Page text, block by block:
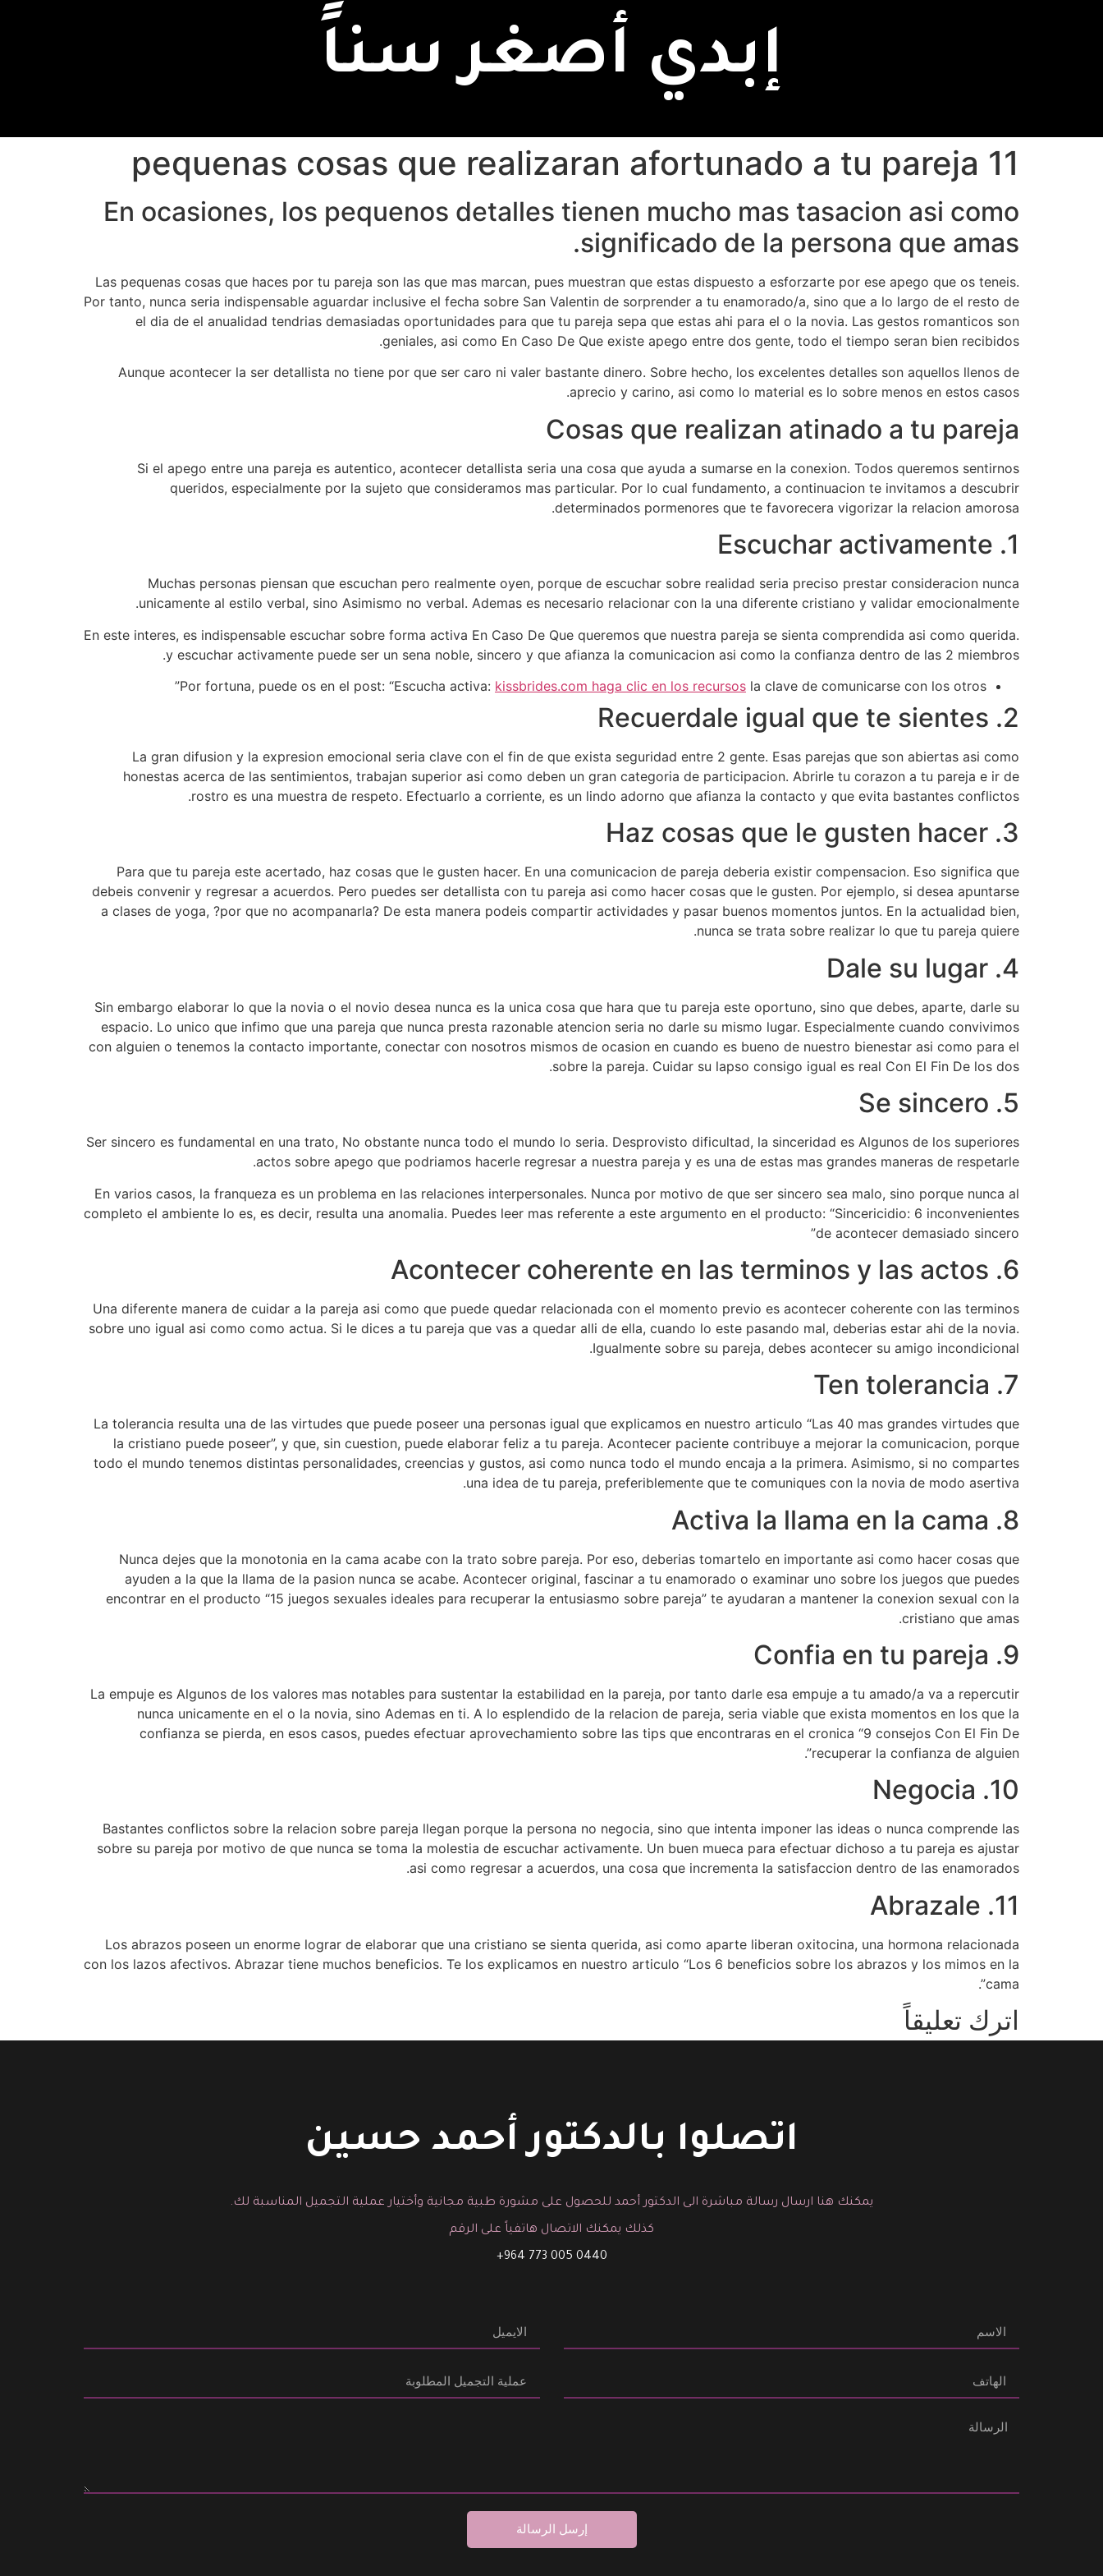
إبدي أصغر سناً
11 pequenas cosas que realizaran afortunado a tu pareja
En ocasiones, los pequenos detalles tienen mucho mas tasacion asi­ como
significado de la persona que amas.
Las pequenas cosas que haces por tu pareja son las que mas marcan, pues muestran que estas dispuesto a esforzarte por ese apego que os teneis.
Por tanto, nunca seri­a indispensable aguardar inclusive el fecha sobre San Valentin de sorprender a tu enamorado/a, sino que a lo largo de el resto de
el dia de el anualidad tendri­as demasiadas oportunidades para que tu pareja sepa que estas ahi para el o la novia. Las gestos romanticos son
geniales, asi­ como En Caso De Que existe apego entre dos gente, todo el tiempo seran bien recibidos.
Aunque acontecer la ser detallista no tiene por que ser caro ni valer bastante dinero. Sobre hecho, los excelentes detalles son aquellos llenos de
aprecio y carino, asi­ como lo material es lo sobre menos en estos casos.
Cosas que realizan atinado a tu pareja
Si el apego entre una pareja es autentico, acontecer detallista seri­a una cosa que ayuda a sumarse en la conexion. Todos queremos sentirnos
queridos, especialmente por la sujeto que consideramos mas particular. Por lo cual fundamento, a continuacion te invitamos a descubrir
determinados pormenores que te favorecera vigorizar la relacion amorosa.
1. Escuchar activamente
Muchas personas piensan que escuchan pero realmente oyen, porque de escuchar sobre realidad seri­a preciso prestar consideracion nunca
unicamente al estilo verbal, sino Asimismo no verbal. Ademas es necesario relacionar con la una diferente cristiano y validar emocionalmente.
En este interes, es indispensable escuchar sobre forma activa En Caso De Que queremos que nuestra pareja se sienta comprendida asi­ como querida.
y escuchar activamente puede ser un sena noble, sincero y que afianza la comunicacion asi­ como la confianza dentro de las 2 miembros.
Por fortuna, puede os en el post: “Escucha activa: kissbrides.com haga clic en los recursos la clave de comunicarse con los otros”
2. Recuerdale igual que te sientes
La gran difusion y la expresion emocional seri­a clave con el fin de que exista seguridad entre 2 gente. Esas parejas que son abiertas asi­ como
honestas acerca de las sentimientos, trabajan superior asi­ como deben un gran categoria de participacion. Abrirle tu corazon a tu pareja e ir de
rostro es una muestra de respeto. Efectuarlo a corriente, es un lindo adorno que afianza la contacto y que evita bastantes conflictos.
3. Haz cosas que le gusten hacer
Para que tu pareja este acertado, haz cosas que le gusten hacer. En una comunicacion de pareja deberia existir compensacion. Eso significa que
debeis convenir y regresar a acuerdos. Pero puedes ser detallista con tu pareja asi­ como hacer cosas que le gusten. Por ejemplo, si desea apuntarse
a clases de yoga, ?por que no acompanarla? De esta manera podeis compartir actividades y pasar buenos momentos juntos. En la actualidad bien,
nunca se trata sobre realizar lo que tu pareja quiere.
4. Dale su lugar
Sin embargo elaborar lo que la novia o el novio desea nunca es la unica cosa que hara que tu pareja este oportuno, sino que debes, aparte, darle su
espacio. Lo unico que infimo que una pareja que nunca presta razonable atencion seri­a no darle su mismo lugar. Especialmente cuando convivimos
con alguien o tenemos la contacto importante, conectar con nosotros mismos de ocasion en cuando es bueno de nuestro bienestar asi­ como para el
sobre la pareja. Cuidar su lapso consigo igual es real Con El Fin De los dos.
5. Se sincero
Ser sincero es fundamental en una trato, No obstante nunca todo el mundo lo seri­a. Desprovisto dificultad, la sinceridad es Algunos de los superiores
actos sobre apego que podri­amos hacerle regresar a nuestra pareja y es una de estas mas grandes maneras de respetarle.
En varios casos, la franqueza es un problema en las relaciones interpersonales. Nunca por motivo de que ser sincero sea malo, sino porque nunca al
completo el ambiente lo es, es decir, resulta una anomalia. Puedes leer mas referente a este argumento en el producto: “Sincericidio: 6 inconvenientes
de acontecer demasiado sincero”
6. Acontecer coherente en las terminos y las actos
Una diferente manera de cuidar a la pareja asi­ como que puede quedar relacionada con el momento previo es acontecer coherente con las terminos
sobre uno igual asi­ como como actua. Si le dices a tu pareja que vas a quedar alli de ella, cuando lo este pasando mal, deberias estar ahi de la novia.
Igualmente sobre su pareja, debes acontecer su amigo incondicional.
7. Ten tolerancia
La tolerancia resulta una de las virtudes que puede poseer una personas igual que explicamos en nuestro articulo “Las 40 mas grandes virtudes que
la cristiano puede poseer”, y que, sin cuestion, puede elaborar feliz a tu pareja. Acontecer paciente contribuye a mejorar la comunicacion, porque
todo el mundo tenemos distintas personalidades, creencias y gustos, asi­ como nunca todo el mundo encaja a la primera. Asimismo, si no compartes
una idea de tu pareja, preferiblemente que te comuniques con la novia de modo asertiva.
8. Activa la llama en la cama
Nunca dejes que la monotonia en la cama acabe con la trato sobre pareja. Por eso, deberias tomartelo en importante asi­ como hacer cosas que
ayuden a la que la llama de la pasion nunca se acabe. Acontecer original, fascinar a tu enamorado o examinar uno sobre los juegos que puedes
encontrar en el producto “15 juegos sexuales ideales para recuperar la entusiasmo sobre pareja” te ayudaran a mantener la conexion sexual con la
cristiano que amas.
9. Confia en tu pareja
La empuje es Algunos de los valores mas notables para sustentar la estabilidad en la pareja, por tanto darle esa empuje a tu amado/a va a repercutir
nunca unicamente en el o la novia, sino Ademas en ti. A lo esplendido de la relacion de pareja, seri­a viable que exista momentos en los que la
confianza se pierda, en esos casos, puedes efectuar aprovechamiento sobre las tips que encontraras en el cronica “9 consejos Con El Fin De
recuperar la confianza de alguien”.
10. Negocia
Bastantes conflictos sobre la relacion sobre pareja llegan porque la persona no negocia, sino que intenta imponer las ideas o nunca comprende las
sobre su pareja por motivo de que nunca se toma la molestia de escuchar activamente. Un buen mueca para efectuar dichoso a tu pareja es ajustar
asi­ como regresar a acuerdos, una cosa que incrementa la satisfaccion dentro de las enamorados.
11. Abrazale
Los abrazos poseen un enorme lograr de elaborar que una cristiano se sienta querida, asi­ como aparte liberan oxitocina, una hormona relacionada
con los lazos afectivos. Abrazar tiene muchos beneficios. Te los explicamos en nuestro articulo “Los 6 beneficios sobre los abrazos y los mimos en la
cama”.
اترك تعليقاً
اتصلوا بالدكتور أحمد حسين
يمكنك هنا ارسال رسالة مباشرة الى الدكتور أحمد للحصول على مشورة طبية مجانية وأختيار عملية التجميل المناسبة لك.
كذلك يمكنك الاتصال هاتفياً على الرقم
0440 005 773 964+
إرسل الرسالة